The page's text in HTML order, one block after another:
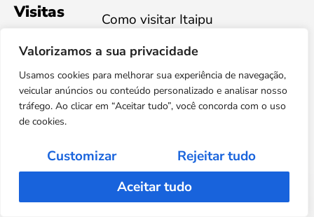
Valorizamos a sua privacidade
Usamos cookies para melhorar sua experiência de navegação,
veicular anúncios ou conteúdo personalizado e analisar nosso
tráfego. Ao clicar em “Aceitar tudo”, você concorda com o uso
de cookies.
Customizar
Rejeitar tudo
Aceitar tudo
Visitas
Como visitar Itaipu
Visitas turísticas
Visitas educativas
Destino Iguaçu
Perguntas Frequentes
Imprensa
Ouvidoria